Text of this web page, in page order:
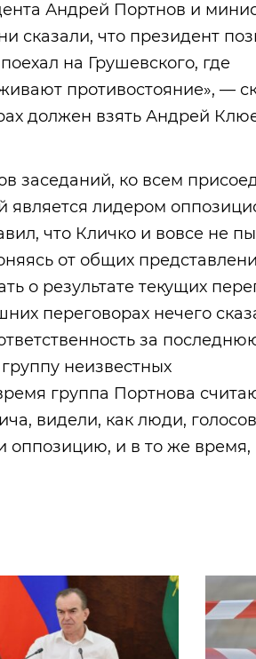
Андрей Портнов и
сказали, что президент
на Грушевского, где
противостояние», —
должен взять Андрей
заседаний, ко всем
является лидером
что Кличко и вовсе не
от общих
о результате текущих
переговорах нечего
за
неизвестных
группа Портнова
видели, как люди,
оппозицию, и в то же время,